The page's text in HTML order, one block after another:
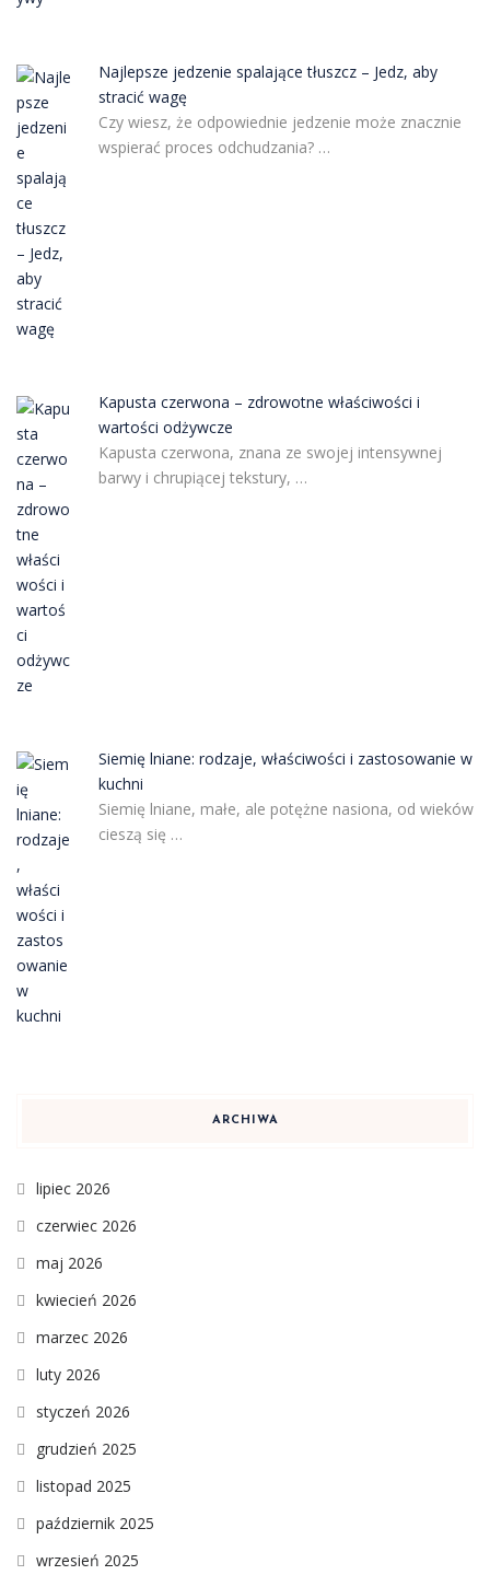
Najlepsze jedzenie spalające tłuszcz – Jedz, aby
stracić wagę
Czy wiesz, że odpowiednie jedzenie może znacznie
wspierać proces odchudzania? …
Kapusta czerwona – zdrowotne właściwości i
wartości odżywcze
Kapusta czerwona, znana ze swojej intensywnej
barwy i chrupiącej tekstury, …
Siemię lniane: rodzaje, właściwości i zastosowanie w
kuchni
Siemię lniane, małe, ale potężne nasiona, od wieków
cieszą się …
ARCHIWA
lipiec 2026
czerwiec 2026
maj 2026
kwiecień 2026
marzec 2026
luty 2026
styczeń 2026
grudzień 2025
listopad 2025
październik 2025
wrzesień 2025